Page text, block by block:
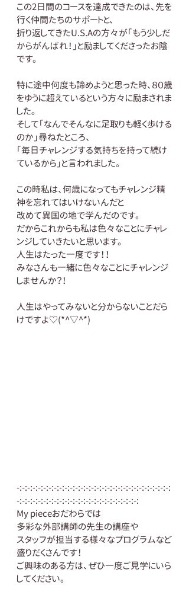
この2日間のコースを達成できたのは、先を
行く仲間たちのサポートと、
折り返してきたU.S.Aの方々が「もう少しだ
からがんばれ！」と励ましてくださったお陰
です。
特に途中何度も諦めようと思った時、８０歳
をゆうに超えているという方々に励まされま
した。
そして「なんでそんなに足取りも軽く歩ける
のか」尋ねたところ、
「毎日チャレンジする気持ちを持って続け
ているから」と言われました。
この時私は、何歳になってもチャレンジ精
神を忘れてはいけないんだと
改めて異国の地で学んだのです。
だからこれからも私は色々なことにチャレ
ンジしていきたいと思います。
人生はたった一度です！！
みなさんも一緒に色々なことにチャレンジ
しませんか？！
人生はやってみないと分からないことだら
けですよ♡(*^▽^*)
-:-:-:-:-:-:-:-:-:-:-:-:-:-:-:-:-:-:-:-:-:-:-:-:-:-:-:-:-:
-:-:-:-:-:-:-:-:-:-:-:-:-:-:-:-:-:-:-:-:-:-:-:
My pieceおだわらでは
多彩な外部講師の先生の講座や
スタッフが担当する様々なプログラムなど
盛りだくさんです！
ご興味のある方は、ぜひ一度ご見学にいら
してください。